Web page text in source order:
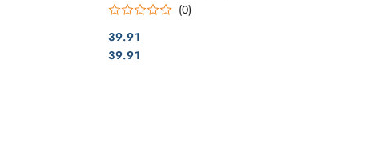
(0)
Cena:
39.91
Cena:
39.91